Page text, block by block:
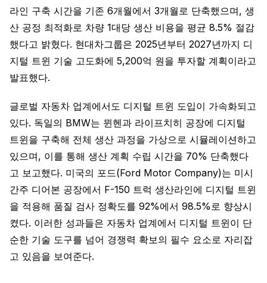
라인 구축 시간을 기존 6개월에서 3개월로 단축했으며, 생
산 공정 최적화로 차량 1대당 생산 비용을 평균 8.5% 절감
했다고 밝혔다. 현대차그룹은 2025년부터 2027년까지 디
지털 트윈 기술 고도화에 5,200억 원을 투자할 계획이라고
발표했다.
글로벌 자동차 업계에서도 디지털 트윈 도입이 가속화되고
있다. 독일의 BMW는 뮌헨과 라이프치히 공장에 디지털
트윈을 구축해 전체 생산 과정을 가상으로 시뮬레이션하고
있으며, 이를 통해 생산 계획 수립 시간을 70% 단축했다
고 보고했다. 미국의 포드(Ford Motor Company)는 미시
간주 디어본 공장에서 F-150 트럭 생산라인에 디지털 트윈
을 적용해 품질 검사 정확도를 92%에서 98.5%로 향상시
켰다. 이러한 성과들은 자동차 업계에서 디지털 트윈이 단
순한 기술 도구를 넘어 경쟁력 확보의 필수 요소로 자리잡
고 있음을 보여준다.